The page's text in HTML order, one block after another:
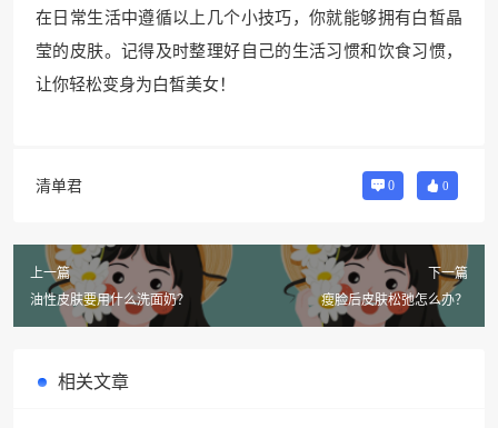
在日常生活中遵循以上几个小技巧，你就能够拥有白皙晶
莹的皮肤。记得及时整理好自己的生活习惯和饮食习惯，
让你轻松变身为白皙美女！
清单君 0 0
上一篇
油性皮肤要用什么洗面奶？
下一篇
瘦脸后皮肤松弛怎么办？
相关文章